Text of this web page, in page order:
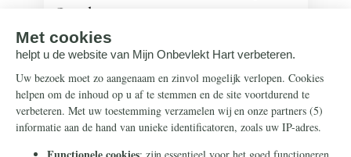
Google
Stelt u de heiligenartikelen van Mijn
Onbevlekt Hart zal triomferen op prijs?
Met deze nieuwe Google-optie blijft u
altijd op de hoogte.
Lees meer